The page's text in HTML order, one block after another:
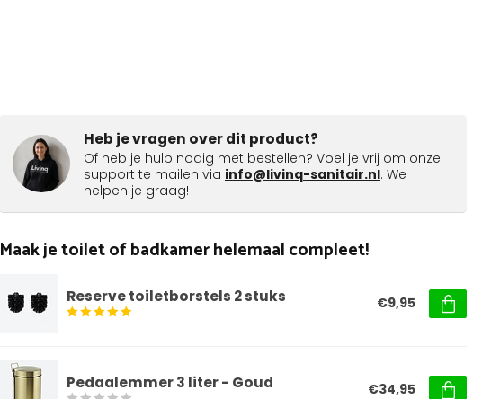
Heb je vragen over dit product?
Of heb je hulp nodig met bestellen? Voel je vrij om onze
support te mailen via info@livinq-sanitair.nl. We
helpen je graag!
Maak je toilet of badkamer helemaal compleet!
Reserve toiletborstels 2 stuks €9,95
Pedaalemmer 3 liter - Goud €34,95